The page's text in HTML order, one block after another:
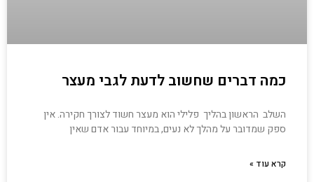
כמה דברים שחשוב לדעת לגבי מעצר
השלב הראשון בהליך פלילי הוא מעצר חשוד לצורך חקירה. אין
ספק שמדובר על מהלך לא נעים, במיוחד עבור אדם שאין
קרא עוד »